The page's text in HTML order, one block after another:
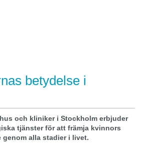
betydelse i
och kliniker i Stockholm erbjuder
tjänster för att främja kvinnors
genom alla stadier i livet.